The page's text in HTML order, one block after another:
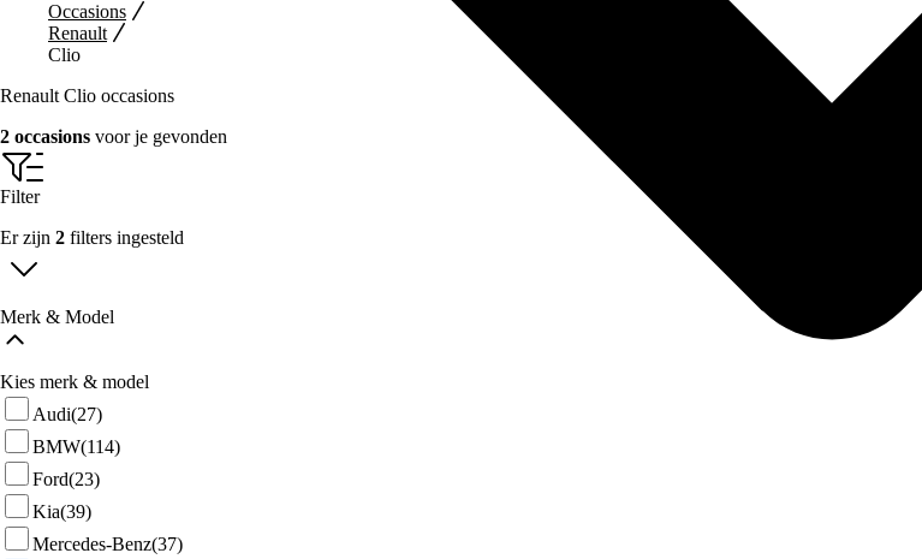
Occasions
Renault
Clio
Renault Clio occasions
2 occasions voor je gevonden
Filter
Er zijn 2 filters ingesteld
Merk & Model
Kies merk & model
Audi(27)
BMW(114)
Ford(23)
Kia(39)
Mercedes-Benz(37)